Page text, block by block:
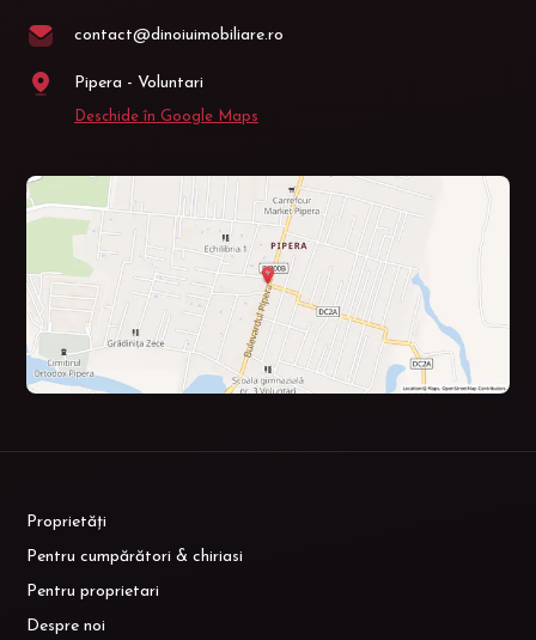
contact@dinoiuimobiliare.ro
Pipera - Voluntari
Deschide în Google Maps
Proprietăți
Pentru cumpărători & chiriasi
Pentru proprietari
Despre noi